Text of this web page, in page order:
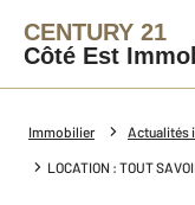
CENTURY 21
Côté Est
Immobilier Actualités
LOCATION : TOUT